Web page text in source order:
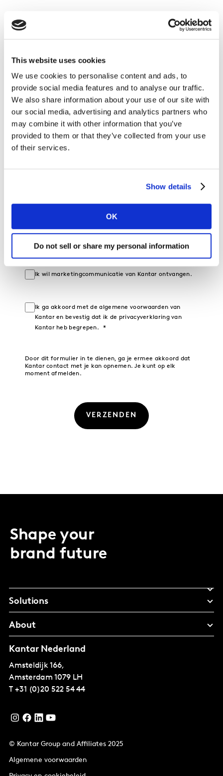
This website uses cookies
We use cookies to personalise content and ads, to
provide social media features and to analyse our traffic.
We also share information about your use of our site with
our social media, advertising and analytics partners who
may combine it with other information that you’ve
provided to them or that they’ve collected from your use
of their services.
Show details
OK
Do not sell or share my personal information
Zakelijk e-mailadres
Telefoonnummer
Bedrijf
Ik wil marketingcommunicatie van Kantar ontvangen.
Ik ga akkoord met de algemene voorwaarden van
Kantar en bevestig dat ik de privacyverklaring van
Kantar heb begrepen.
Door dit formulier in te dienen, ga je ermee akkoord dat
Kantar contact met je kan opnemen. Je kunt op elk
moment afmelden.
VERZENDEN
Shape your
brand future
Solutions
About
Kantar Nederland
Amsteldijk 166,
Amsterdam 1079 LH
T +31 (0)20 522 54 44
© Kantar Group and Affiliates 2025
Algemene voorwaarden